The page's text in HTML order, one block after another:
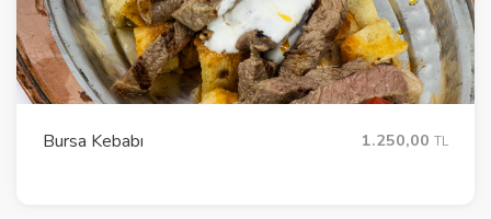
Bursa Kebabı 1.250,00 TL